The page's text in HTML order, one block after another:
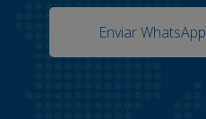
Enviar WhatsApp